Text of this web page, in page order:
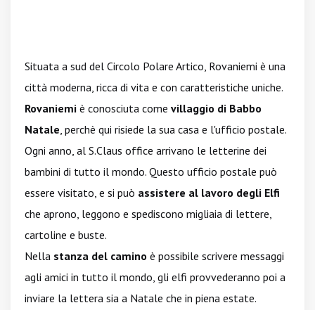
Situata a sud del Circolo Polare Artico, Rovaniemi è una
città moderna, ricca di vita e con caratteristiche uniche.
Rovaniemi è conosciuta come villaggio di Babbo
Natale, perchè qui risiede la sua casa e l'ufficio postale.
Ogni anno, al S.Claus office arrivano le letterine dei
bambini di tutto il mondo. Questo ufficio postale può
essere visitato, e si può assistere al lavoro degli Elfi
che aprono, leggono e spediscono migliaia di lettere,
cartoline e buste.
Nella stanza del camino è possibile scrivere messaggi
agli amici in tutto il mondo, gli elfi provvederanno poi a
inviare la lettera sia a Natale che in piena estate.